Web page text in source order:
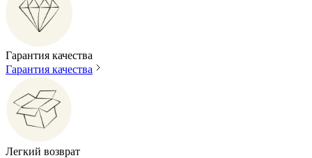
Гарантия качества
Гарантия качества
Легкий возврат